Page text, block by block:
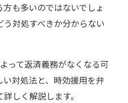
も多いのではないでしょ
対処すべきか分からない
って返済義務がなくなる可
対処法と、時効援用を弁
しく解説します。